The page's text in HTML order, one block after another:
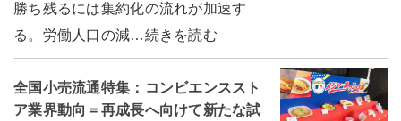
勝ち残るには集約化の流れが加速す
る。労働人口の減…続きを読む
全国小売流通特集：コンビエンススト
ア業界動向＝再成長へ向けて新たな試